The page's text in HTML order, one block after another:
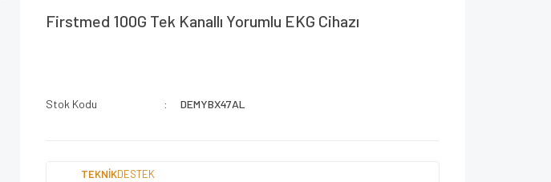
Firstmed 100G Tek Kanallı Yorumlu EKG Cihazı
Stok Kodu DEMYBX47AL
TEKNİKDESTEK